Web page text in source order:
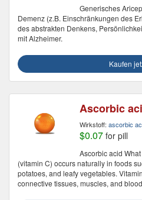
Generisches
Demenz (z.B. Einschränkungen des
des abstrakten Denkens,
mit Alzheimer.
Kaufen
Ascorbic
Wirkstoff: ascorbic
$0.07 for pill
Ascorbic acid
(vitamin C) occurs naturally in foods
potatoes, and leafy vegetables.
connective tissues, muscles, and